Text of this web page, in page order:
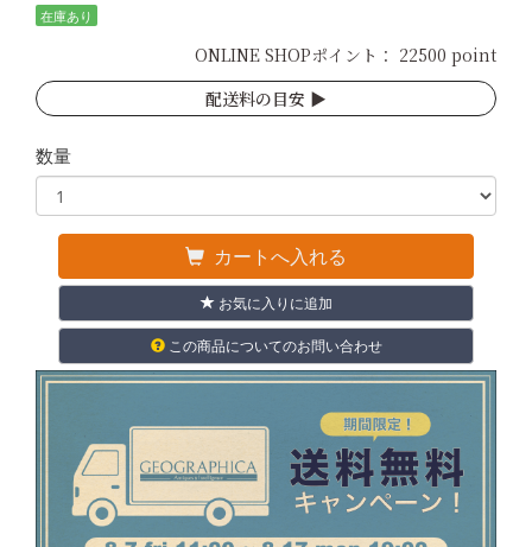
在庫あり
ONLINE SHOPポイント： 22500 point
配送料の目安 ▶︎
数量
カートへ入れる
お気に入りに追加
この商品についてのお問い合わせ